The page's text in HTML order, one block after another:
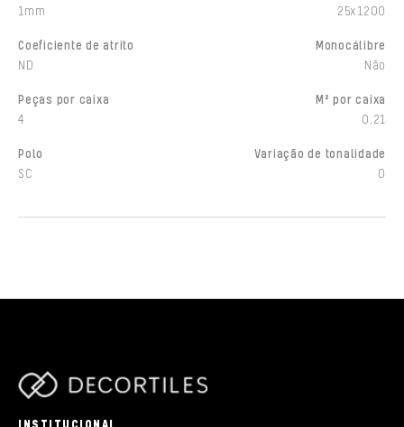
1mm
25x1200
Coeficiente de atrito
ND
Monocálibre
Não
Peças por caixa
4
M² por caixa
0,21
Polo
SC
Variação de tonalidade
0